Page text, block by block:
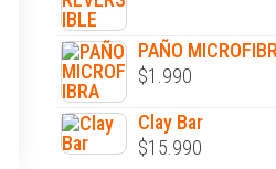
PAÑO
$1.990
Clay Bar
$15.990